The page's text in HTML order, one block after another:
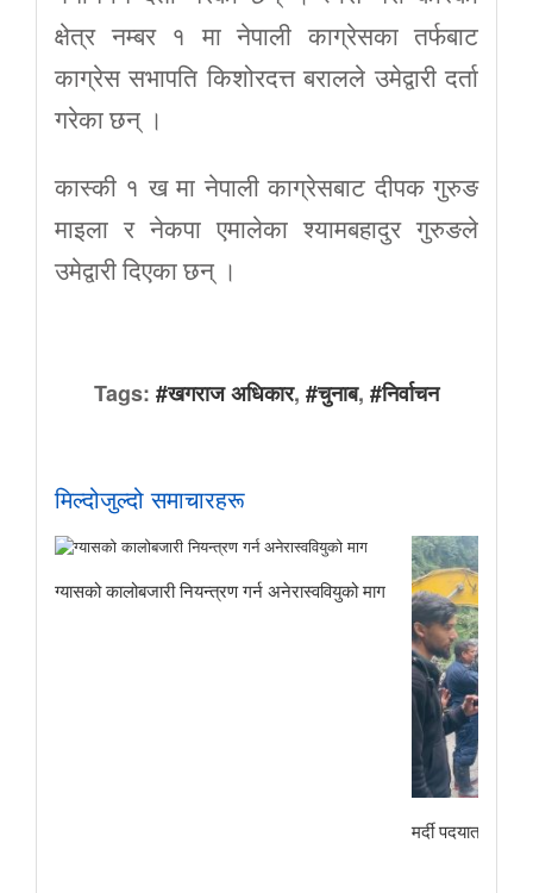
क्षेत्र नम्बर १ मा नेपाली काग्रेसका तर्फबाट
काग्रेस सभापति किशोरदत्त बरालले उमेद्वारी दर्ता
गरेका छन् ।
कास्की १ ख मा नेपाली काग्रेसबाट दीपक गुरुङ
माइला र नेकपा एमालेका श्यामबहादुर गुरुङले
उमेद्वारी दिएका छन् ।
Tags: #खगराज अधिकार, #चुनाब, #निर्वाचन
मिल्दोजुल्दो समाचारहरू
ग्यासको कालोबजारी नियन्त्रण गर्न अनेरास्ववियुको माग
मर्दी